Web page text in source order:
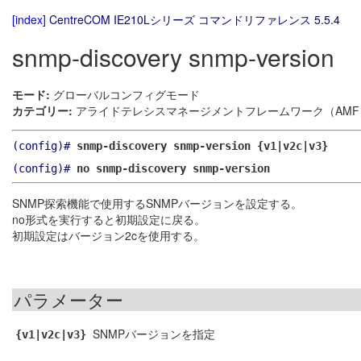
[index] CentreCOM IE210Lシリーズ コマンドリファレンス 5.5.4
snmp-discovery snmp-version
モード: グローバルコンフィグモード
カテゴリー: アライドテレシスマネージメントフレームワーク（
(config)# snmp-discovery snmp-version {v1|v2c|v3}
(config)# no snmp-discovery snmp-version
SNMP探索機能で使用するSNMPバージョンを設定する。
no形式を実行すると初期設定に戻る。
初期設定はバージョン2cを使用する。
パラメーター
{v1|v2c|v3} SNMPバージョンを指定